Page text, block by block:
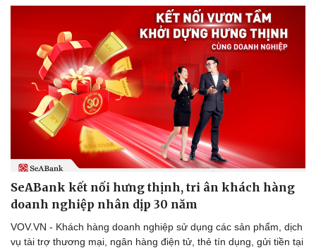
SeABank kết nối hưng thịnh, tri ân khách hàng
doanh nghiệp nhân dịp 30 năm
VOV.VN - Khách hàng doanh nghiệp sử dụng các sản phẩm, dịch
vụ tài trợ thương mại, ngân hàng điện tử, thẻ tín dụng, gửi tiền tại